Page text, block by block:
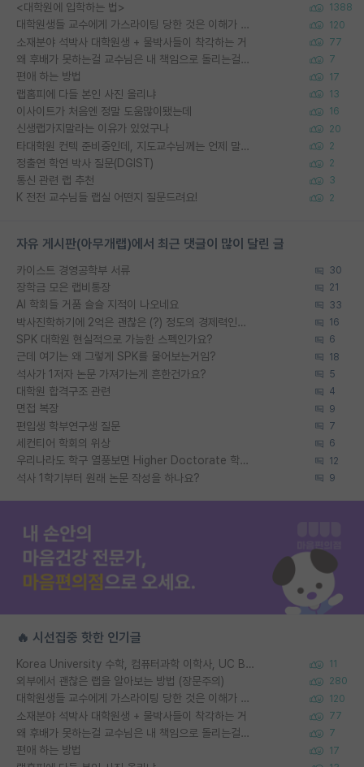
<대학원에 입학하는 법> 1388
대학원생들 교수에게 가스라이팅 당한 것은 이해가 갑니다. 안타깝네요. 120
소재분야 석박사 대학원생 + 물박사들이 착각하는 거 77
왜 후배가 못하는걸 교수님은 내 책임으로 돌리는걸까요? 7
편애 하는 방법 17
랩홈피에 다들 본인 사진 올리냐 13
이사이트가 처음엔 정말 도움많이됐는데 16
신생랩가지말라는 이유가 있었구나 20
타대학원 컨텍 준비중인데, 지도교수님께는 언제 말씀드려야 할까요? 2
정출연 학연 박사 질문(DGIST) 2
통신 관련 랩 추천 3
K 전전 교수님들 랩실 어떤지 질문드려요! 2
자유 게시판(아무개랩)에서 최근 댓글이 많이 달린 글
카이스트 경영공학부 서류 30
장학금 모은 랩비통장 21
AI 학회들 거품 슬슬 지적이 나오네요 33
박사진학하기에 2억은 괜찮은 (?) 정도의 경제력인가요 16
SPK 대학원 현실적으로 가능한 스펙인가요? 6
근데 여기는 왜 그렇게 SPK를 물어보는거임? 18
석사가 1저자 논문 가져가는게 흔한건가요? 5
대학원 합격구조 관련 4
면접 복장 9
편입생 학부연구생 질문 7
세컨티어 학회의 위상 6
우리나라도 학구 열풍보면 Higher Doctorate 학위가 필요하다고 봅니다. 12
석사 1학기부터 원래 논문 작성을 하나요? 9
🔥 시선집중 핫한 인기글
Korea University 수학, 컴퓨터과학 이학사, UC Berkeley 산업공학 대학원 공학박사가 되는 것은 쉽지 않겠죠? 11
외부에서 괜찮은 랩을 알아보는 방법 (장문주의) 280
대학원생들 교수에게 가스라이팅 당한 것은 이해가 갑니다. 안타깝네요. 120
소재분야 석박사 대학원생 + 물박사들이 착각하는 거 77
왜 후배가 못하는걸 교수님은 내 책임으로 돌리는걸까요? 7
편애 하는 방법 17